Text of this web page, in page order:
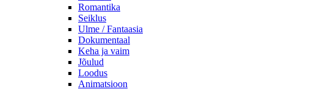
Romantika
Seiklus
Ulme / Fantaasia
Dokumentaal
Keha ja vaim
Jõulud
Loodus
Animatsioon